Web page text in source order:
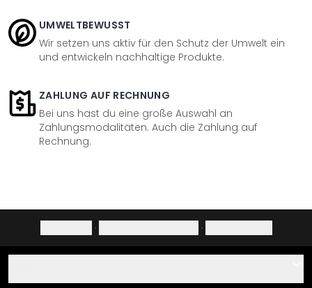
UMWELTBEWUSST
Wir setzen uns aktiv für den Schutz der Umwelt ein
und entwickeln nachhaltige Produkte.
ZAHLUNG AUF RECHNUNG
Bei uns hast du eine große Auswahl an
Zahlungsmodalitäten. Auch die Zahlung auf
Rechnung.
· ·